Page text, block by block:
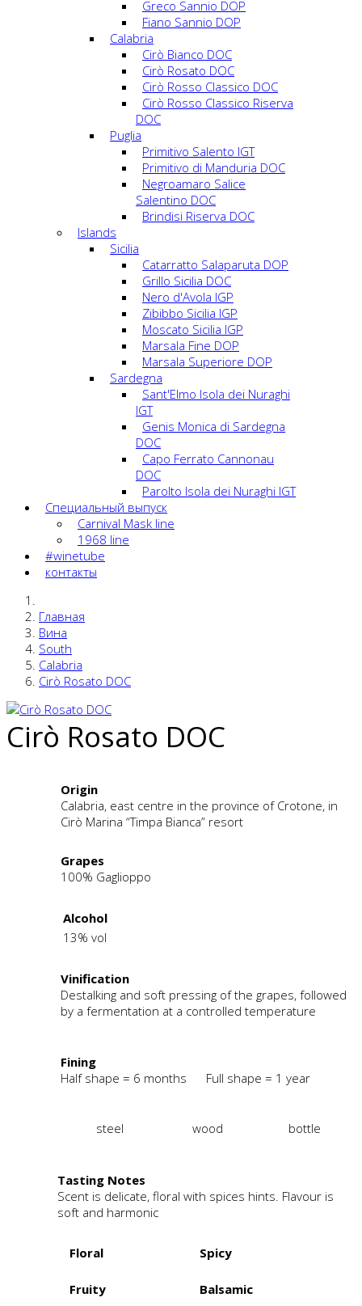
Greco Sannio DOP
Fiano Sannio DOP
Calabria
Cirò Bianco DOC
Cirò Rosato DOC
Cirò Rosso Classico DOC
Cirò Rosso Classico Riserva
DOC
Puglia
Primitivo Salento IGT
Primitivo di Manduria DOC
Negroamaro Salice
Salentino DOC
Brindisi Riserva DOC
Islands
Sicilia
Catarratto Salaparuta DOP
Grillo Sicilia DOC
Nero d'Avola IGP
Zibibbo Sicilia IGP
Moscato Sicilia IGP
Marsala Fine DOP
Marsala Superiore DOP
Sardegna
Sant'Elmo Isola dei Nuraghi
IGT
Genis Monica di Sardegna
DOC
Capo Ferrato Cannonau
DOC
Parolto Isola dei Nuraghi IGT
Специальный выпуск
Carnival Mask line
1968 line
#winetube
контакты
Главная
Вина
South
Calabria
Cirò Rosato DOC
Cirò Rosato DOC
Origin
Calabria, east centre in the province of Crotone, in
Cirò Marina “Timpa Bianca” resort
Grapes
100% Gaglioppo
Alcohol
13% vol
Vinification
Destalking and soft pressing of the grapes, followed
by a fermentation at a controlled temperature
Fining
Half shape = 6 months Full shape = 1 year
steel wood bottle
Tasting Notes
Scent is delicate, floral with spices hints. Flavour is
soft and harmonic
Floral Spicy
Fruity Balsamic